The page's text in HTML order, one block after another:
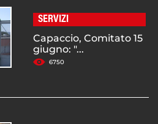
SERVIZI
Capaccio, Comitato 15
giugno: "...
6750